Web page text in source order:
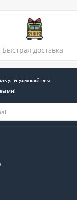
Быстрая доставка
и узнавайте о